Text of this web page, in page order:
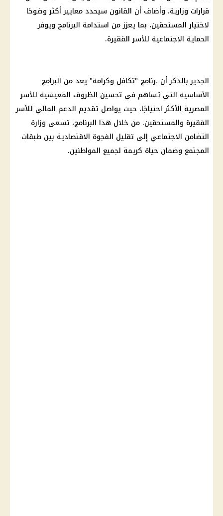
قرارات وزارية. وأضاف أن القانون سيحدد معايير أكثر وضوحًا
لاختيار المستحقين، بما يعزز من استدامة البرنامج ويوفر
الحماية الاجتماعية للأسر الفقيرة.
الجدير بالذكر أن ،رنامج "تكافل وكرامة" يعد من البرامج
الأساسية التي تساهم في تحسين الظروف المعيشية للأسر
المصرية الأكثر احتياجًا، حيث يواصل تقديم الدعم المالي للأسر
الفقيرة والمستحقين. من خلال هذا البرنامج، تسعى وزارة
التضامن الاجتماعي إلى تقليل الفجوة الاقتصادية بين طبقات
المجتمع وضمان حياة كريمة لجميع المواطنين.